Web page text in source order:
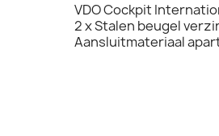
VDO Cockpit
2 x Stalen beugel
Aansluitmateriaal